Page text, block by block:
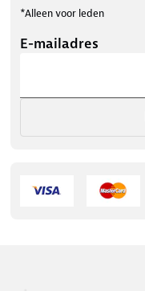
*Alleen voor leden
E-mailadres